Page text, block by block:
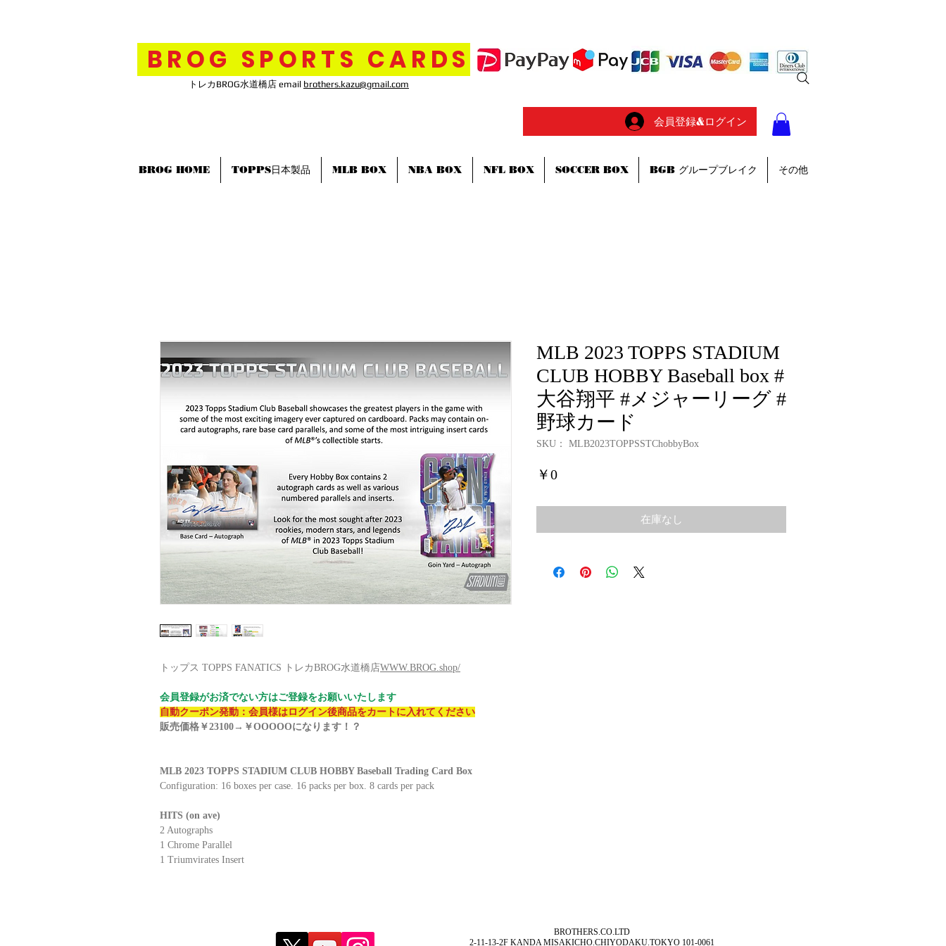
BROG SPORTS CARDS
トレカBROG水道橋店 email brothers.kazu@gmail.com
会員登録&ログイン
トップス TOPPS FANATICS トレカBROG水道橋店WWW.BROG.shop/
会員登録がお済でない方はご登録をお願いいたします
自動クーポン発動：会員様はログイン後商品をカートに入れてください
販売価格￥23100→￥OOOOOになります！？
MLB 2023 TOPPS STADIUM CLUB HOBBY Baseball Trading Card Box
Configuration: 16 boxes per case. 16 packs per box. 8 cards per pack
HITS (on ave)
2 Autographs
1 Chrome Parallel
1 Triumvirates Insert
MLB 2023 TOPPS STADIUM
CLUB HOBBY Baseball box #
大谷翔平 #メジャーリーグ #
野球カード
SKU： MLB2023TOPPSSTChobbyBox
￥0価
在庫なし
BROG HOME TOPPS日本製品 MLB BOX NBA BOX NFL BOX SOCCER BOX BGB グループブレイク その他
BROTHERS.CO.LTD
2-11-13-2F KANDA MISAKICHO.CHIYODAKU.TOKYO 101-0061